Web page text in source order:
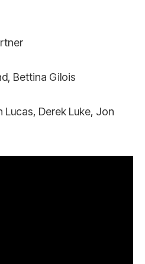
Bettina Gilois
Derek Luke, Jon